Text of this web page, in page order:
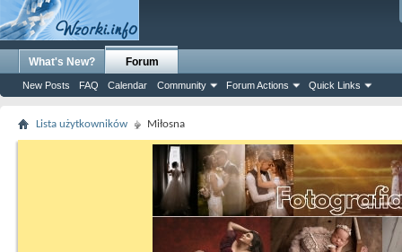
What's New? Forum
New Posts FAQ Calendar Community Forum Actions Quick Links
Lista użytkowników Miłosna